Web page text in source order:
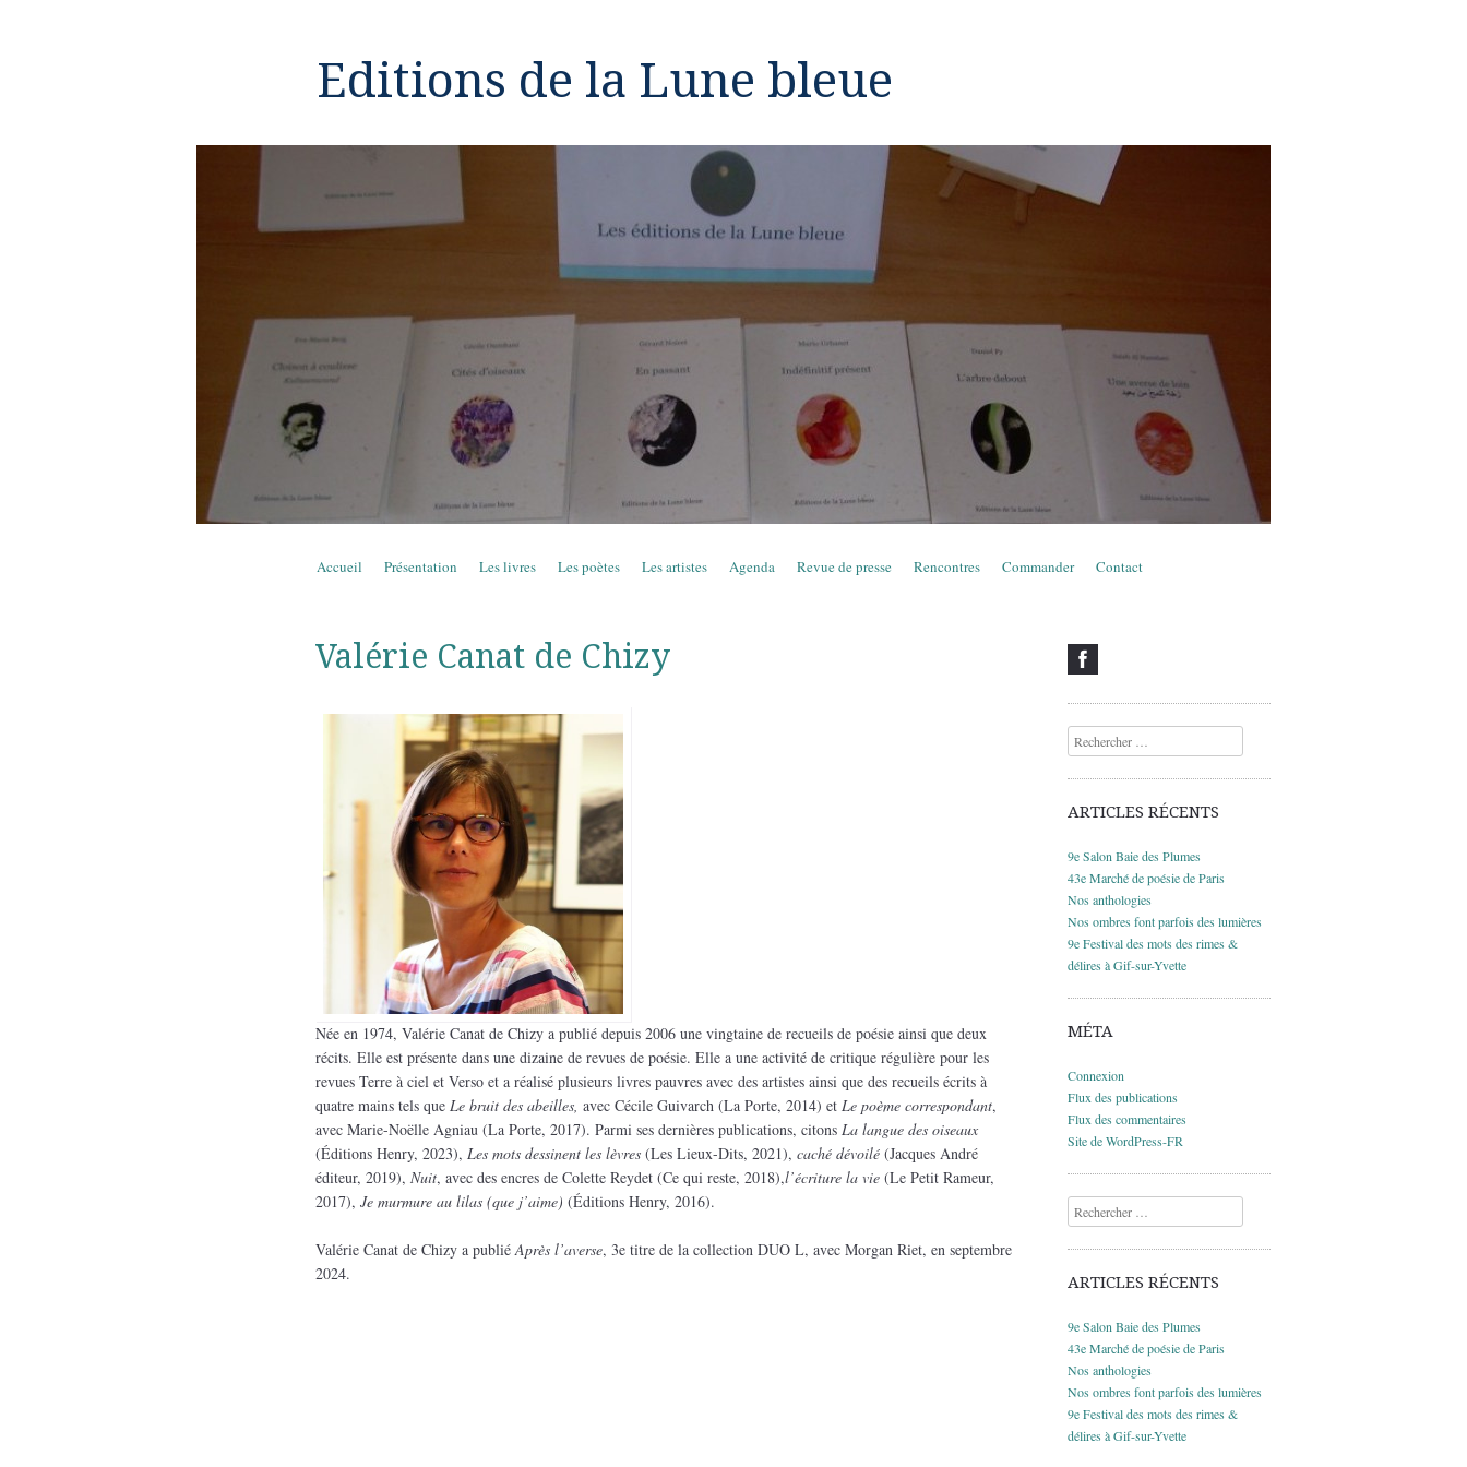
Editions de la Lune bleue
Menu
Aller au contenu
Accueil Présentation Les livres Les poètes Les artistes Agenda Revue de presse Rencontres Commander Contact
Valérie Canat de Chizy
Née en 1974, Valérie Canat de Chizy a publié depuis 2006 une vingtaine de recueils de poésie ainsi que deux
récits. Elle est présente dans une dizaine de revues de poésie. Elle a une activité de critique régulière pour les
revues Terre à ciel et Verso et a réalisé plusieurs livres pauvres avec des artistes ainsi que des recueils écrits à
quatre mains tels que Le bruit des abeilles, avec Cécile Guivarch (La Porte, 2014) et Le poème correspondant,
avec Marie-Noëlle Agniau (La Porte, 2017). Parmi ses dernières publications, citons La langue des oiseaux
(Éditions Henry, 2023), Les mots dessinent les lèvres (Les Lieux-Dits, 2021), caché dévoilé (Jacques André
éditeur, 2019), Nuit, avec des encres de Colette Reydet (Ce qui reste, 2018),l’écriture la vie(Le Petit Rameur,
2017), Je murmure au lilas (que j’aime) (Éditions Henry, 2016).
Valérie Canat de Chizy a publiéAprès l’averse, 3e titre de la collection DUO L, avec Morgan Riet, en septembre
2024.
Recherche
ARTICLES RÉCENTS
9e Salon Baie des Plumes
43e Marché de poésie de Paris
Nos anthologies
Nos ombres font parfois des lumières
9e Festival des mots des rimes &
délires à Gif-sur-Yvette
MÉTA
Connexion
Flux des publications
Flux des commentaires
Site de WordPress-FR
Recherche
ARTICLES RÉCENTS
9e Salon Baie des Plumes
43e Marché de poésie de Paris
Nos anthologies
Nos ombres font parfois des lumières
9e Festival des mots des rimes &
délires à Gif-sur-Yvette